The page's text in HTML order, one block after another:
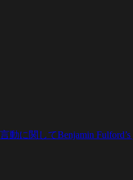
関してBenjamin Fulford’s